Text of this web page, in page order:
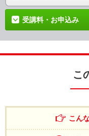
受講料・お申込み
こ
こん